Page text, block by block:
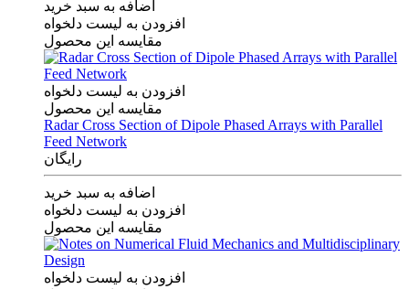
اضافه به سبد خرید
افزودن به لیست دلخواه
مقایسه این محصول
افزودن به لیست دلخواه
مقایسه این محصول
Radar Cross Section of Dipole Phased Arrays with Parallel
Feed Network
رایگان
اضافه به سبد خرید
افزودن به لیست دلخواه
مقایسه این محصول
افزودن به لیست دلخواه